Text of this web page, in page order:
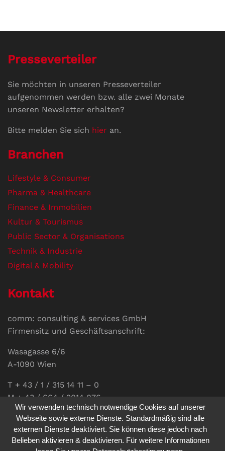
Presseverteiler
Sie möchten in unseren Presseverteiler
aufgenommen werden bzw. alle zwei Monate
unseren Newsletter erhalten?
Bitte melden Sie sich hier an.
Branchen
Lifestyle & Consumer
Pharma & Healthcare
Finance & Immobilien
Kultur & Tourismus
Public Sector & Organisations
Technik & Industrie
Digital & Mobility
Kontakt
comm: consulting & services GmbH
Firmensitz und Geschäftsanschrift:
Wasagasse 6/6
A-1090 Wien
T + 43 / 1 / 315 14 11 – 0
M + 43 / 664 / 2014 076
E-Mail:office@communications.co.at
Homepage:www.communications.co.at
Wir verwenden technisch notwendige Cookies auf unserer
Webseite sowie externe Dienste. Standardmäßig sind alle
externen Dienste deaktiviert. Sie können diese jedoch nach
Belieben aktivieren & deaktivieren. Für weitere Informationen